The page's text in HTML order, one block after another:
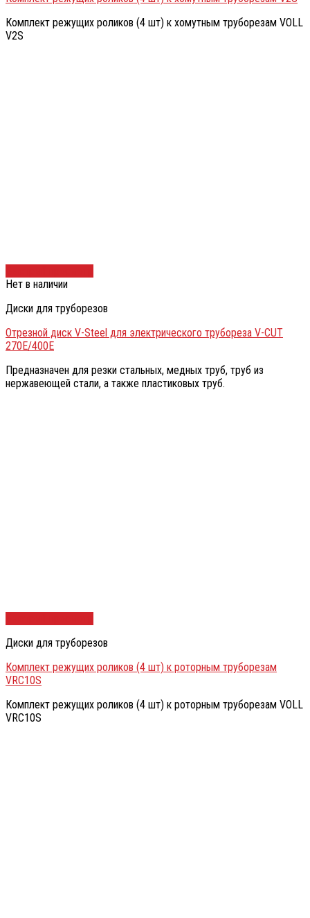
Комплект режущих роликов (4 шт) к хомутным труборезам VOLL
V2S
Нет в наличии
Диски для труборезов
Отрезной диск V-Steel для электрического трубореза V-CUT
270E/400Е
Предназначен для резки стальных, медных труб, труб из
нержавеющей стали, а также пластиковых труб.
Диски для труборезов
Комплект режущих роликов (4 шт) к роторным труборезам
VRC10S
Комплект режущих роликов (4 шт) к роторным труборезам VOLL
VRC10S